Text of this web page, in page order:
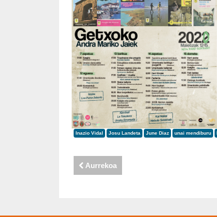
Inazio Vidal Josu Landeta June Diaz unai mendiburu
Aurrekoa